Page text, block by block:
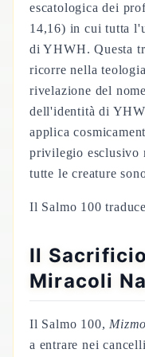
escatologica dei
14,16) in cui tutta
di YHWH. Questa
ricorre nella
rivelazione del
dell'identità di
applica
privilegio esclusivo
tutte le creature
Il Salmo 100
Il
Miracoli
Il Salmo 100,
a entrare nei